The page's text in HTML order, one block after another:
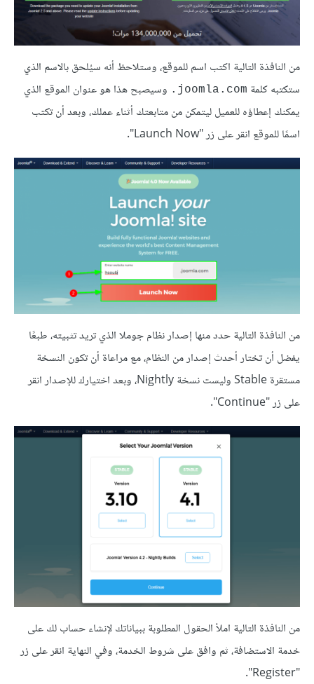
من النافذة التالية اكتب اسم للموقع، وستلاحظ أنه سيُلحق بالاسم الذي
ستكتبه كلمة joomla.com.
وسيصبح هذا هو عنوان الموقع الذي
يمكنك إعطاؤه للعميل ليتمكن من متابعتك أثناء عملك، وبعد أن تكتب
اسمًا للموقع انقر على زر "Launch Now".
من النافذة التالية حدد منها إصدار نظام جوملا الذي تريد تثبيته، طبعًا
يفضل أن تختار أحدث إصدار من النظام، مع مراعاة أن تكون النسخة
مستقرة Stable وليست نسخة Nightly، وبعد اختيارك للإصدار انقر
على زر "Continue".
من النافذة التالية املأ الحقول المطلوبة ببياناتك لإنشاء حساب لك على
خدمة الاستضافة، ثم وافق على شروط الخدمة، وفي النهاية انقر على زر
"Register".